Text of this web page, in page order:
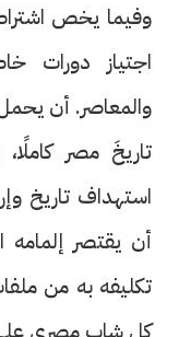
وفيما يخص
اجتياز دورات
والمعاصر. أن
تاريخَ مصر
استهداف تاريخ
أن يقتصر
تكليفه به من